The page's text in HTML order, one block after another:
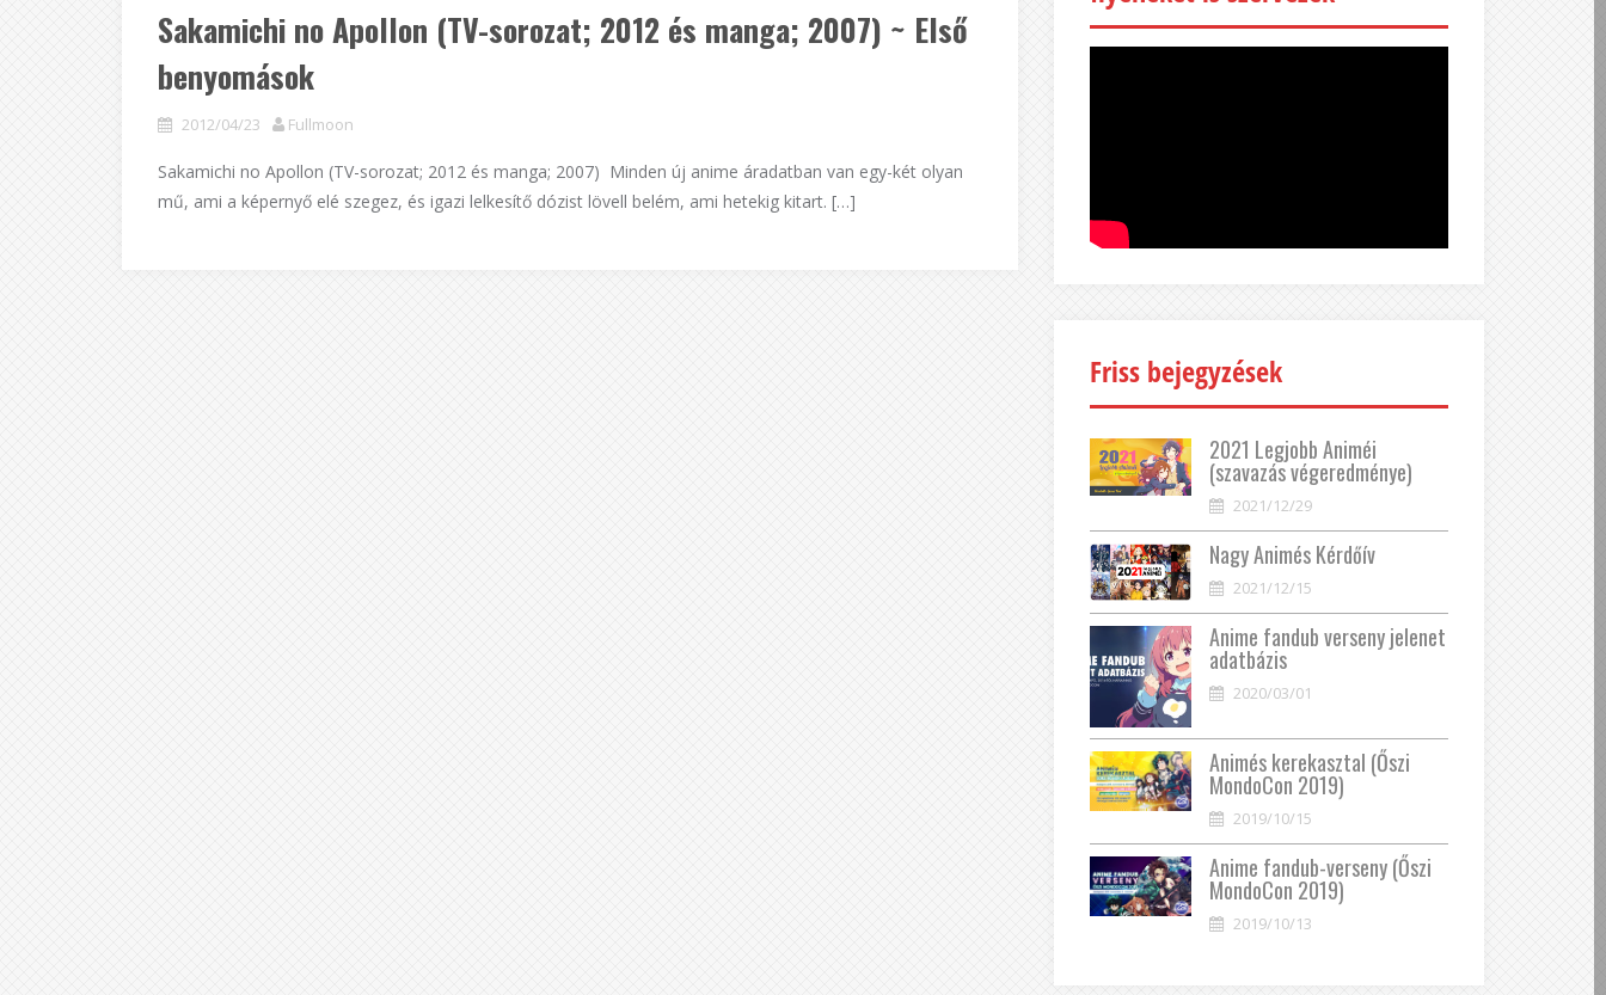
Sakamichi no Apollon (TV-sorozat; 2012 és manga; 2007) ~ Első
benyomások
2012/04/23 Fullmoon
Sakamichi no Apollon (TV-sorozat; 2012 és manga; 2007) Minden új anime áradatban van egy-két olyan
mű, ami a képernyő elé szegez, és igazi lelkesítő dózist lövell belém, ami hetekig kitart. […]
Friss bejegyzések
2021 Legjobb Animéi
(szavazás végeredménye)
2021/12/29
Nagy Animés Kérdőív
2021/12/15
Anime fandub verseny jelenet
adatbázis
2020/03/01
Animés kerekasztal (Őszi
MondoCon 2019)
2019/10/15
Anime fandub-verseny (Őszi
MondoCon 2019)
2019/10/13